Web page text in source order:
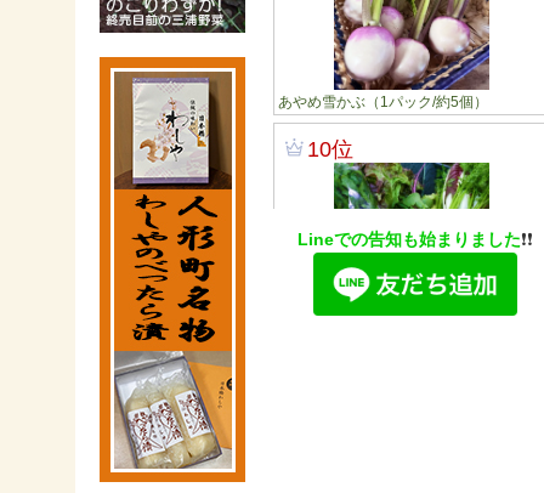
Lineでの告知も始まりました❗️❗️